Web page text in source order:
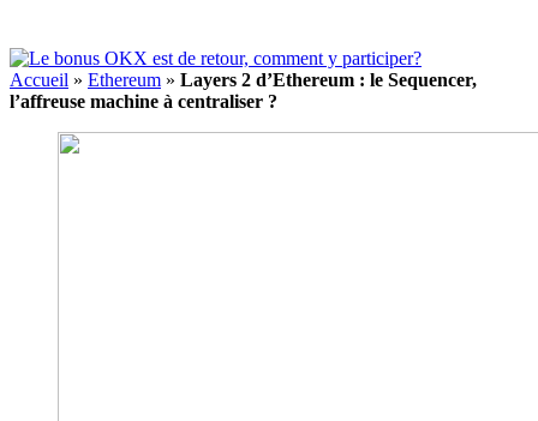
Accueil » Ethereum » Layers 2 d’Ethereum : le Sequencer,
l’affreuse machine à centraliser ?